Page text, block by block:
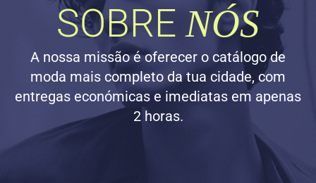
SOBRE NÓS
A nossa missão é oferecer o catálogo de
moda mais completo da tua cidade, com
entregas económicas e imediatas em apenas
2 horas.